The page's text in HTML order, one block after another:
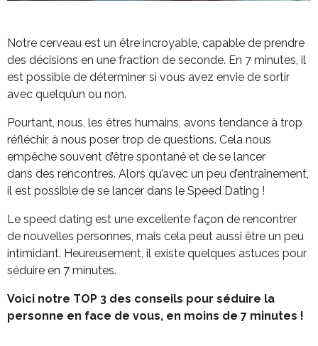
Notre cerveau est un être incroyable, capable de prendre
des décisions en une fraction de seconde. En 7 minutes, il
est possible de déterminer si vous avez envie de sortir
avec quelqu’un ou non.
Pourtant, nous, les êtres humains, avons tendance à trop
réfléchir, à nous poser trop de questions. Cela nous
empêche souvent d’être spontané et de se lancer
dans des rencontres. Alors qu’avec un peu d’entraînement,
il est possible de se lancer dans le Speed Dating !
Le speed dating est une excellente façon de rencontrer
de nouvelles personnes, mais cela peut aussi être un peu
intimidant. Heureusement, il existe quelques astuces pour
séduire en 7 minutes.
Voici notre TOP 3 des conseils pour séduire la
personne en face de vous, en moins de 7 minutes !